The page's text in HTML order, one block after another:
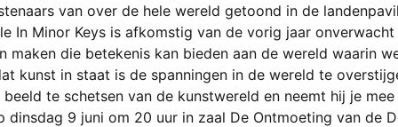
van over de hele wereld getoond in de
In Minor Keys is afkomstig van de vorig jaar
maken die betekenis kan bieden aan de wereld waarin
kunst in staat is de spanningen in de wereld te
te schetsen van de kunstwereld en neemt hij je
dinsdag 9 juni om 20 uur in zaal De Ontmoeting van de